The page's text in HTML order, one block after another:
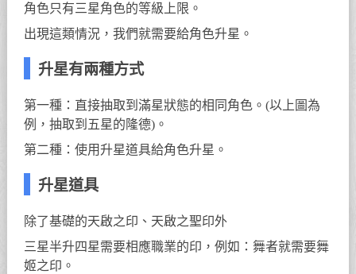
角色只有三星角色的等級上限。
出現這類情況，我們就需要給角色升星。
升星有兩種方式
第一種：直接抽取到滿星狀態的相同角色。(以上圖為
例，抽取到五星的隆德)。
第二種：使用升星道具給角色升星。
升星道具
除了基礎的天啟之印、天啟之聖印外
三星半升四星需要相應職業的印，例如：舞者就需要舞
姬之印。